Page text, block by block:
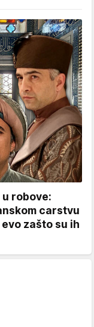
robove:
carstvu
zašto su ih